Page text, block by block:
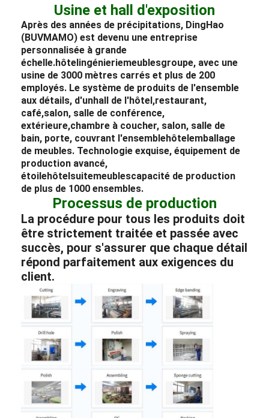
Usine et hall d'exposition
Après des années de précipitations, DingHao
(BUVMAMO) est devenu une entreprise
personnalisée à grande
échelle.hôtelingénieriemeublesgroupe, avec une
usine de 3000 mètres carrés et plus de 200
employés. Le système de produits de l'ensemble
aux détails, d'unhall de l'hôtel,restaurant,
café,salon, salle de conférence,
extérieure,chambre à coucher, salon, salle de
bain, porte, couvrant l'ensemblehôtelemballage
de meubles. Technologie exquise, équipement de
production avancé,
étoilehôtelsuitemeublescapacité de production
de plus de 1000 ensembles.
Processus de production
La procédure pour tous les produits doit
être strictement traitée et passée avec
succès, pour s'assurer que chaque détail
répond parfaitement aux exigences du
client.